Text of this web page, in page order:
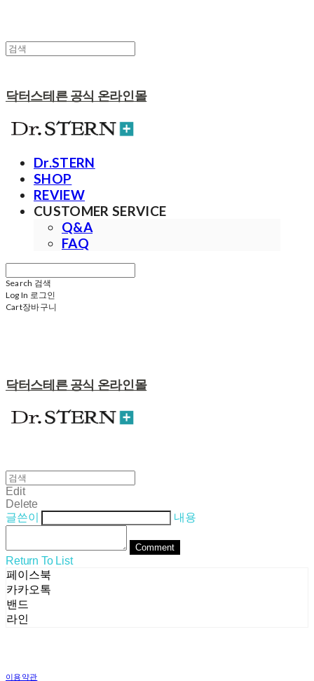
닥터스테른 공식 온라인몰
Dr.STERN
SHOP
REVIEW
CUSTOMER SERVICE
Q&A
FAQ
Search 검색
Log In 로그인
Cart장바구니
닥터스테른 공식 온라인몰
Edit
Delete
글쓴이
내용
Comment
Return To List
페이스북
카카오톡
밴드
라인
이용약관